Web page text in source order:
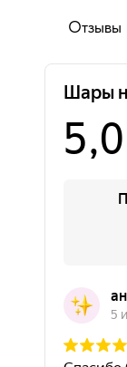
Отзывы